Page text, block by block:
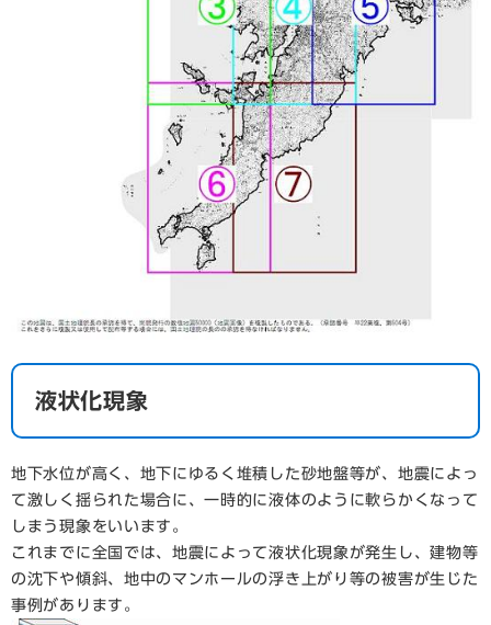
液状化現象
地下水位が高く、地下にゆるく堆積した砂地盤等が、地震によっ
て激しく揺られた場合に、一時的に液体のように軟らかくなって
しまう現象をいいます。
これまでに全国では、地震によって液状化現象が発生し、建物等
の沈下や傾斜、地中のマンホールの浮き上がり等の被害が生じた
事例があります。